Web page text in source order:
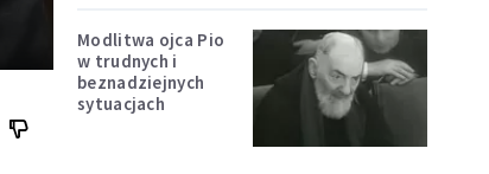
Modlitwa ojca Pio
w trudnych i
beznadziejnych
sytuacjach